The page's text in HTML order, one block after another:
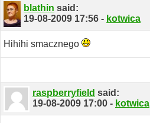
blathin said:
19-08-2009 17:56 - kotwica
Hihihi smacznego
raspberryfield said:
19-08-2009 17:00 - kotwica